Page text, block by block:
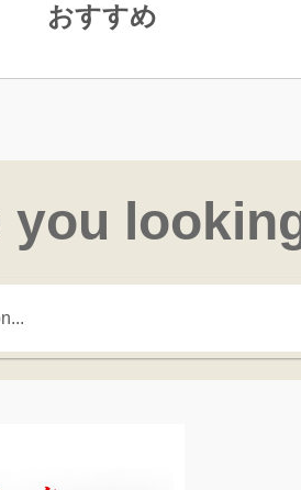
おすすめ
you